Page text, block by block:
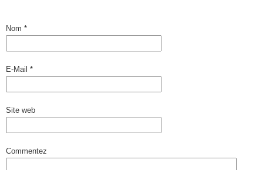
Nom *
E-Mail *
Site web
Commentez